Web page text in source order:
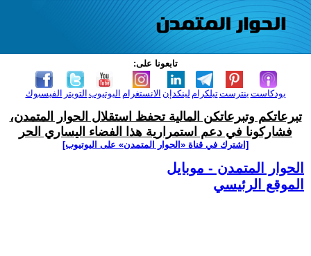
تابعونا على:
الفيسبوك التويتر اليوتيوب الانستغرام لينكدإن تيلكرامبنترست بودكاست
تبرعاتكم وتبرعاتكن المالية تحفظ استقلال الحوار المتمدن،
فشاركونا في دعم استمرارية هذا الفضاء اليساري الحر
[اشترك في قناة ‫«الحوار المتمدن» على اليوتيوب]
الحوار المتمدن - موبايل
الموقع الرئيسي